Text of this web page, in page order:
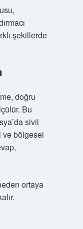
şekillerde
doğru
Bu
sivil
ve bölgesel
ortaya